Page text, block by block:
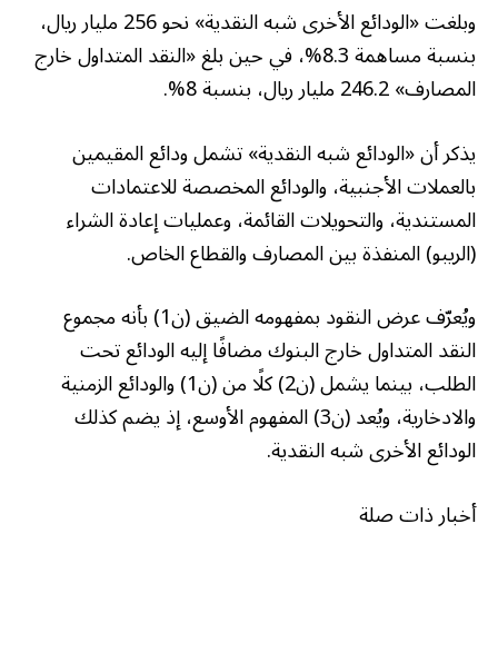
وبلغت «الودائع الأخرى شبه النقدية» نحو 256 مليار ريال،
بنسبة مساهمة 8.3%، في حين بلغ «النقد المتداول خارج
المصارف» 246.2 مليار ريال، بنسبة 8%.
يذكر أن «الودائع شبه النقدية» تشمل ودائع المقيمين
بالعملات الأجنبية، والودائع المخصصة للاعتمادات
المستندية، والتحويلات القائمة، وعمليات إعادة الشراء
(الريبو) المنفذة بين المصارف والقطاع الخاص.
ويُعرّف عرض النقود بمفهومه الضيق (ن1) بأنه مجموع
النقد المتداول خارج البنوك مضافًا إليه الودائع تحت
الطلب، بينما يشمل (ن2) كلًا من (ن1) والودائع الزمنية
والادخارية، ويُعد (ن3) المفهوم الأوسع، إذ يضم كذلك
الودائع الأخرى شبه النقدية.
أخبار ذات صلة